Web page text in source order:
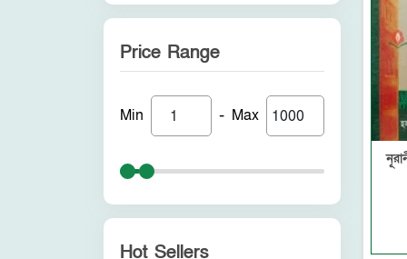
নাদিয়াতুল কুরআন ফাউন্ডেশন
আকীল পাবলিকেশন
নন ব্র্যান্ড
পুনরায় প্রকাশন
হাকীমুল উম্মত প্রকাশনী
সীরাহ প্রকাশ
Price Range
Min - Max
Hot Sellers